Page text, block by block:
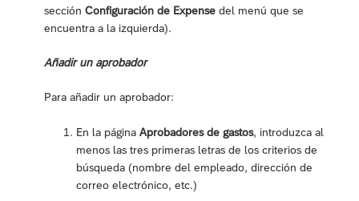
sección Configuración de Expense del menú que se
encuentra a la izquierda).
Añadir un aprobador
Para añadir un aprobador:
En la página Aprobadores de gastos, introduzca al
menos las tres primeras letras de los criterios de
búsqueda (nombre del empleado, dirección de
correo electrónico, etc.)